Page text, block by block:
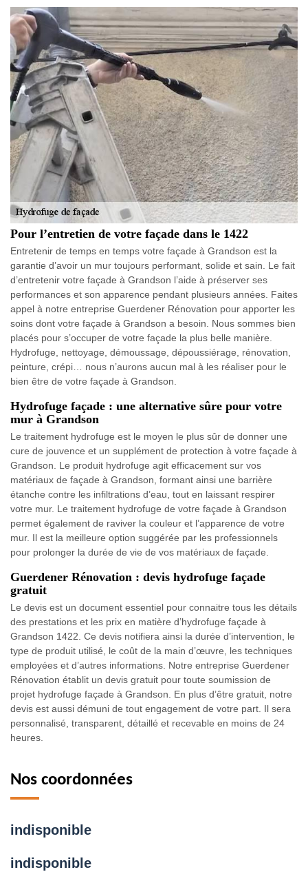
Pour l’entretien de votre façade dans le 1422
Entretenir de temps en temps votre façade à Grandson est la
garantie d’avoir un mur toujours performant, solide et sain. Le fait
d’entretenir votre façade à Grandson l’aide à préserver ses
performances et son apparence pendant plusieurs années. Faites
appel à notre entreprise Guerdener Rénovation pour apporter les
soins dont votre façade à Grandson a besoin. Nous sommes bien
placés pour s’occuper de votre façade la plus belle manière.
Hydrofuge, nettoyage, démoussage, dépoussiérage, rénovation,
peinture, crépi… nous n’aurons aucun mal à les réaliser pour le
bien être de votre façade à Grandson.
Hydrofuge façade : une alternative sûre pour votre
mur à Grandson
Le traitement hydrofuge est le moyen le plus sûr de donner une
cure de jouvence et un supplément de protection à votre façade à
Grandson. Le produit hydrofuge agit efficacement sur vos
matériaux de façade à Grandson, formant ainsi une barrière
étanche contre les infiltrations d’eau, tout en laissant respirer
votre mur. Le traitement hydrofuge de votre façade à Grandson
permet également de raviver la couleur et l’apparence de votre
mur. Il est la meilleure option suggérée par les professionnels
pour prolonger la durée de vie de vos matériaux de façade.
Guerdener Rénovation : devis hydrofuge façade
gratuit
Le devis est un document essentiel pour connaitre tous les détails
des prestations et les prix en matière d’hydrofuge façade à
Grandson 1422. Ce devis notifiera ainsi la durée d’intervention, le
type de produit utilisé, le coût de la main d’œuvre, les techniques
employées et d’autres informations. Notre entreprise Guerdener
Rénovation établit un devis gratuit pour toute soumission de
projet hydrofuge façade à Grandson. En plus d’être gratuit, notre
devis est aussi démuni de tout engagement de votre part. Il sera
personnalisé, transparent, détaillé et recevable en moins de 24
heures.
Nos coordonnées
indisponible
indisponible